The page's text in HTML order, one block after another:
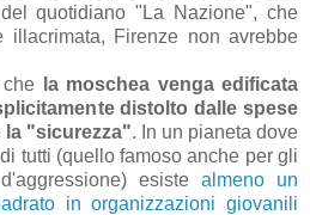
quotidiano "La Nazione", che
illacrimata, Firenze non avrebbe
la moschea venga edificata
distolto dalle spese
la "sicurezza". In un pianeta dove
tutti (quello famoso anche per gli
esiste almeno un
in organizzazioni giovanili